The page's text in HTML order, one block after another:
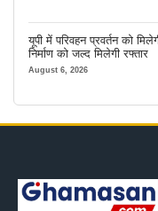
यूपी में परिवहन प्रवर्तन को
निर्माण को जल्द मिलेगी रफ्तार
August 6, 2026